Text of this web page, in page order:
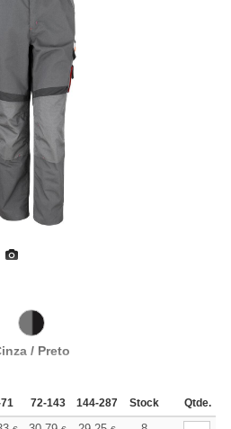
/ Preto
72-143 144-287 288 + Mais
Stock Qtde.